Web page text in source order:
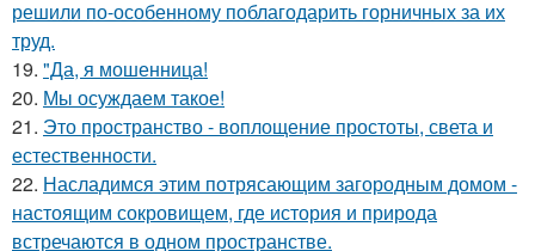
решили по-особенному поблагодарить горничных за их
труд.
19. "Да, я мошенница!
20. Мы осуждаем такое!
21. Это пространство - воплощение простоты, света и
естественности.
22. Насладимся этим потрясающим загородным домом -
настоящим сокровищем, где история и природа
встречаются в одном пространстве.